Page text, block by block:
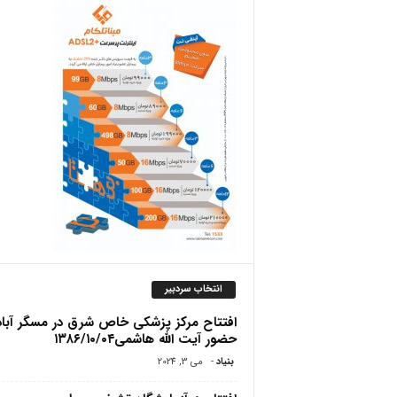
ص
انتخاب سردبیر
افتتاح مرکز پزشکی خاص شرق در مسگر
حضور آیت الله هاشمی۱۳۸۶/۱۰/۰۴
بنیاد - می 3, 2024